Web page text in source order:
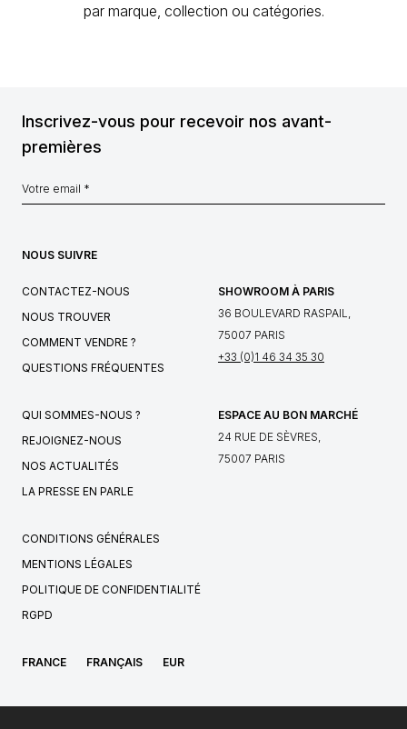
par marque, collection ou catégories.
Inscrivez-vous pour recevoir nos avant-
premières
NOUS SUIVRE
CONTACTEZ-NOUS
NOUS TROUVER
COMMENT VENDRE ?
QUESTIONS FRÉQUENTES
SHOWROOM À PARIS
36 BOULEVARD RASPAIL,
75007 PARIS
+33 (0)1 46 34 35 30
QUI SOMMES-NOUS ?
REJOIGNEZ-NOUS
NOS ACTUALITÉS
LA PRESSE EN PARLE
ESPACE AU BON MARCHÉ
24 RUE DE SÈVRES,
75007 PARIS
CONDITIONS GÉNÉRALES
MENTIONS LÉGALES
POLITIQUE DE CONFIDENTIALITÉ
RGPD
FRANCE FRANÇAIS EUR